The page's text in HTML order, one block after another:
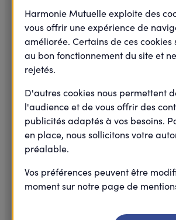
Harmonie Mutuelle exploite des
vous offrir une expérience de
améliorée. Certains de ces cookies
au bon fonctionnement du site et
rejetés.
D'autres cookies nous permettent
l'audience et de vous offrir des
publicités adaptés à vos besoins.
en place, nous sollicitons votre
préalable.
Vos préférences peuvent être
moment sur notre page de